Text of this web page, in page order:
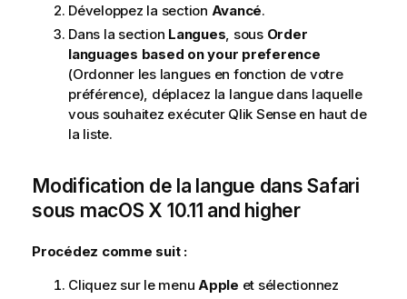
Développez la section Avancé.
Dans la section Langues, sous Order
languages based on your preference
(Ordonner les langues en fonction de votre
préférence), déplacez la langue dans laquelle
vous souhaitez exécuter Qlik Senseen haut de
la liste.
Modification de la langue dansSafari
sous macOS X 10.11 and higher
Procédez comme suit :
Cliquez sur le menu Apple et sélectionnez